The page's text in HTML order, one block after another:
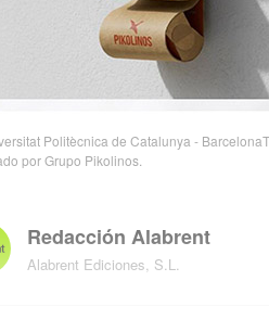
Politècnica de Catalunya -
por Grupo Pikolinos.
Redacción Alabrent
Alabrent Ediciones, S.L.